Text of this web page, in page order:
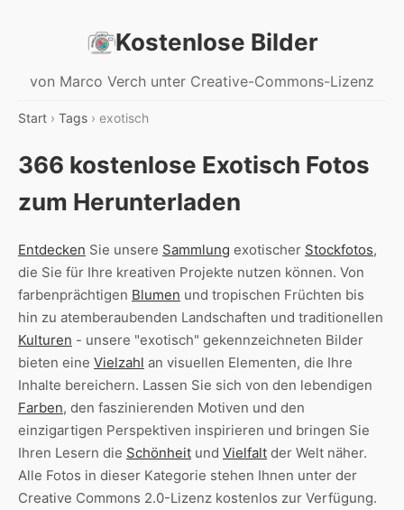
Kostenlose Bilder
von Marco Verch unter Creative-Commons-Lizenz
Start › Tags › exotisch
366 kostenlose Exotisch Fotos
zum Herunterladen
Entdecken Sie unsere Sammlung exotischer Stockfotos,
die Sie für Ihre kreativen Projekte nutzen können. Von
farbenprächtigen Blumen und tropischen Früchten bis
hin zu atemberaubenden Landschaften und traditionellen
Kulturen - unsere "exotisch" gekennzeichneten Bilder
bieten eine Vielzahl an visuellen Elementen, die Ihre
Inhalte bereichern. Lassen Sie sich von den lebendigen
Farben, den faszinierenden Motiven und den
einzigartigen Perspektiven inspirieren und bringen Sie
Ihren Lesern die Schönheit und Vielfalt der Welt näher.
Alle Fotos in dieser Kategorie stehen Ihnen unter der
Creative Commons 2.0-Lizenz kostenlos zur Verfügung.